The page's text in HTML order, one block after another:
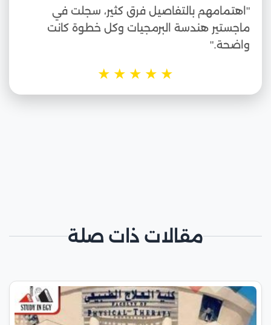
"اهتمامهم بالتفاصيل فرق كثير، سجلت في
ماجستير هندسة البرمجيات وكل خطوة كانت
واضحة."
★
★
★
★
★
مقالات ذات صلة